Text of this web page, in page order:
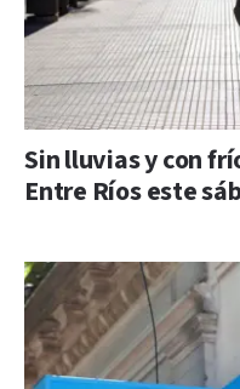
Sin lluvias y con
Entre Ríos este